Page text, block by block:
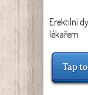
Erektilní
lékařem